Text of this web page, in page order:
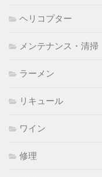
ヘリコプター
メンテナンス・清掃
ラーメン
リキュール
ワイン
修理